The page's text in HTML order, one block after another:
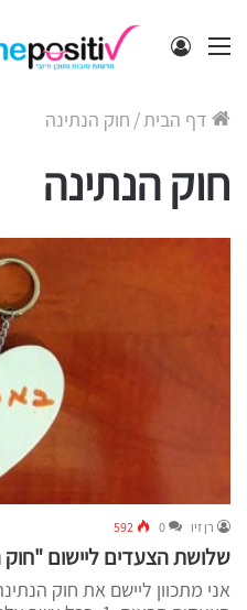
תפריט התחבר
דף הבית/ חוק הנתינה
חוק הנתינה
רן זיו 0
592
שלושת הצעדים ליישום "חוק
אני מתכוון ליישם את חוק